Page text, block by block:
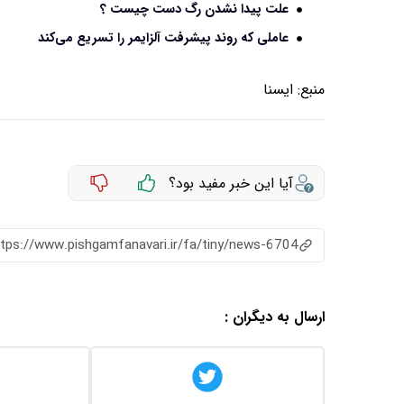
علت پیدا نشدن رگ دست چیست ؟
عاملی که روند پیشرفت آلزایمر را تسریع می‌کند
منبع: ايسنا
آیا این خبر مفید بود؟
www.pishgamfanavari.ir/fa/tiny/news-6704
ارسال به دیگران :